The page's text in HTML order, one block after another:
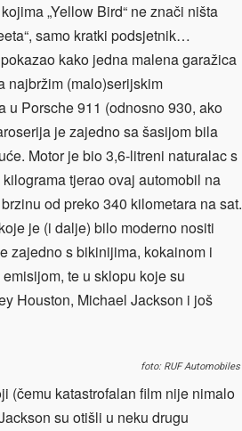
„Yellow Bird“ ne znači ništa
samo kratki podsjetnik…
kako jedna malena garažica
najbržim (malo)serijskim
u Porsche 911 (odnosno 930, ako
je zajedno sa šasijom bila
Motor je bio 3,6-litreni naturalac s
tjerao ovaj automobil na
od preko 340 kilometara na sat.
je (i dalje) bilo moderno nositi
zajedno s bikinijima, kokainom i
te u sklopu koje su
Houston, Michael Jackson i još
foto: RUF Automobiles
(čemu katastrofalan film nije nimalo
su otišli u neku drugu